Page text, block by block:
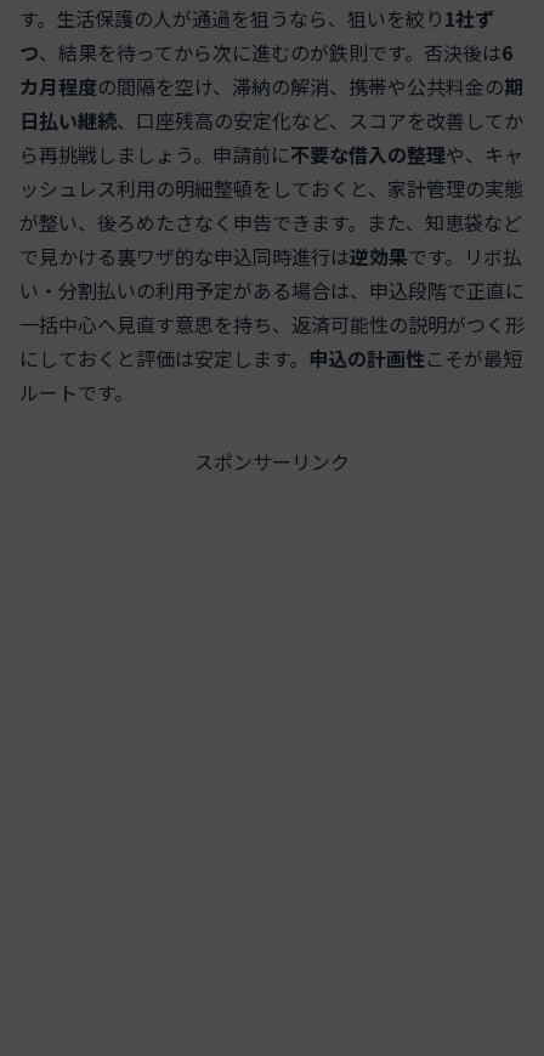
す。生活保護の人が通過を狙うなら、狙いを絞り1社ず
つ、結果を待ってから次に進むのが鉄則です。否決後は6
カ月程度の間隔を空け、滞納の解消、携帯や公共料金の期
日払い継続、口座残高の安定化など、スコアを改善してか
ら再挑戦しましょう。申請前に不要な借入の整理や、キャ
ッシュレス利用の明細整頓をしておくと、家計管理の実態
が整い、後ろめたさなく申告できます。また、知恵袋など
で見かける裏ワザ的な申込同時進行は逆効果です。リボ払
い・分割払いの利用予定がある場合は、申込段階で正直に
一括中心へ見直す意思を持ち、返済可能性の説明がつく形
にしておくと評価は安定します。 申込の計画性こそが最短
ルートです。
スポンサーリンク